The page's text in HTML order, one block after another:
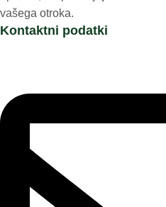
vašega otroka.
Kontaktni podatki